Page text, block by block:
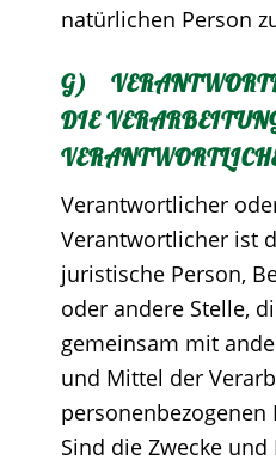
natürlichen Person
G)
DIE
Verantwortlicher
Verantwortlicher ist
juristische Person,
oder andere Stelle,
gemeinsam mit
und Mittel der
Sind die Zwecke